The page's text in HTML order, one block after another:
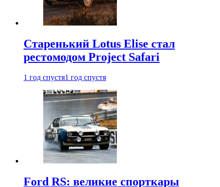
Старенький Lotus Elise стал
рестомодом Project Safari
1 год спустя1 год спустя
Ford RS: великие спорткары